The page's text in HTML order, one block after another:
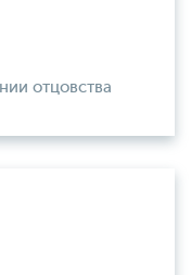
отцовства